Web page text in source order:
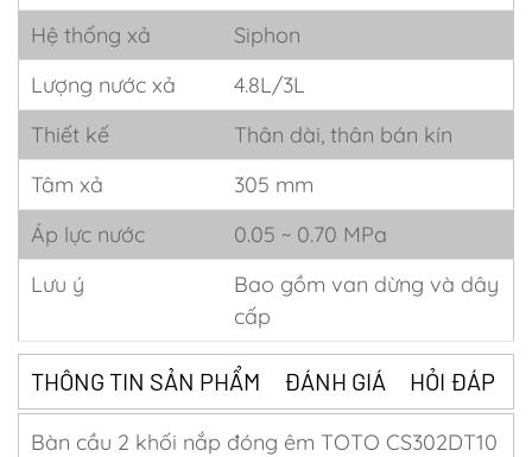
Hệ thống xả
Siphon
Lượng nước xả
4.8L/3L
Thiết kế
Thân dài, thân bán kín
Tâm xả
305 mm
Áp lực nước
0.05 ~ 0.70 MPa
Lưu ý
Bao gồm van dừng và dây
cấp
THÔNG TIN SẢN PHẨM ĐÁNH GIÁ HỎI ĐÁP
Bàn cầu 2 khối nắp đóng êm TOTO CS302DT10